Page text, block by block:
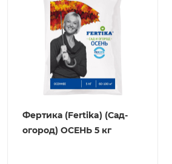
Фертика (Fertika) (Сад-
огород) ОСЕНЬ 5 кг